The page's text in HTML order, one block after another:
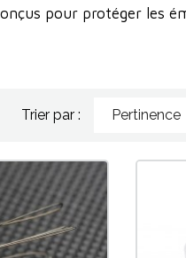
pour protéger les
Trier par : Pertinence